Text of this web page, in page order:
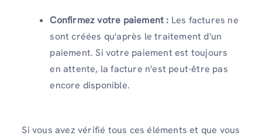
Confirmez votre paiement : Les factures ne
sont créées qu'après le traitement d'un
paiement. Si votre paiement est toujours
en attente, la facture n'est peut-être pas
encore disponible.
Si vous avez vérifié tous ces éléments et que vous